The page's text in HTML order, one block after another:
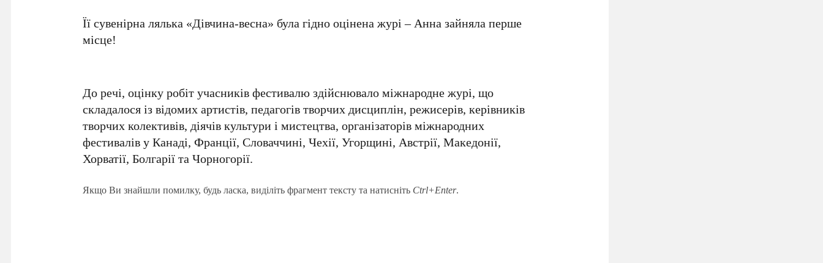
Її сувенірна лялька «Дівчина-весна» була гідно оцінена журі – Анна зайняла перше
місце!
До речі, оцінку робіт учасників фестивалю здійснювало міжнародне журі, що
складалося із відомих артистів, педагогів творчих дисциплін, режисерів, керівників
творчих колективів, діячів культури і мистецтва, організаторів міжнародних
фестивалів у Канаді, Франції, Словаччині, Чехії, Угорщині, Австрії, Македонії,
Хорватії, Болгарії та Чорногорії.
Якщо Ви знайшли помилку, будь ласка, виділіть фрагмент тексту та натисніть Ctrl+Enter.